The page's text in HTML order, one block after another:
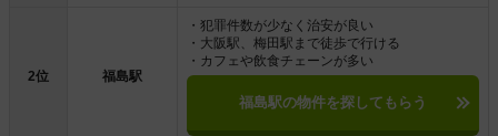
2位 福島駅
・犯罪件数が少なく治安が良い
・大阪駅、梅田駅まで徒歩で行ける
・カフェや飲食チェーンが多い
福島駅の物件を探してもらう